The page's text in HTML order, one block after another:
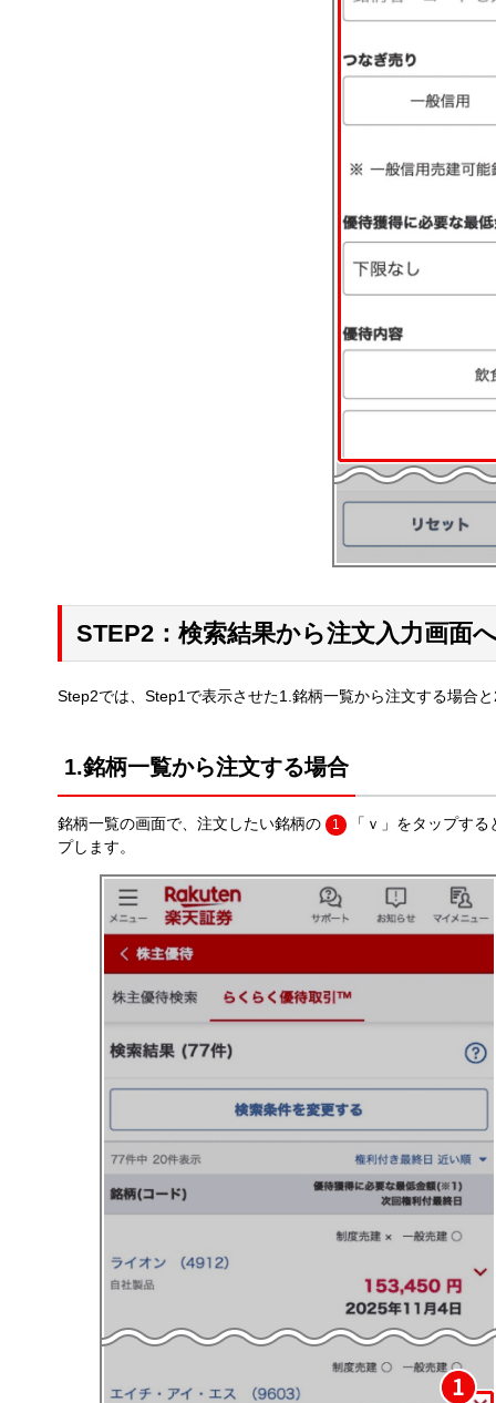
STEP2：検索結果から注文入力画面
Step2では、Step1で表示させた1.銘柄一覧から注文する場合
1.銘柄一覧から注文する場合
銘柄一覧の画面で、注文したい銘柄の 1
「ｖ」をタップす
プします。